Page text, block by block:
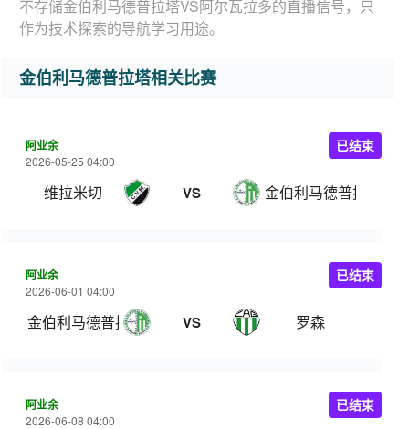
不存储金伯利马德普拉塔VS阿尔瓦拉多的直播信号，只
作为技术探索的导航学习用途。
金伯利马德普拉塔相关比赛
阿业余
2026-05-25 04:00
维拉米切 VS 金伯利马德普拉塔
已结束
阿业余
2026-06-01 04:00
金伯利马德普拉塔 VS 罗森
已结束
阿业余
2026-06-08 04:00
已结束